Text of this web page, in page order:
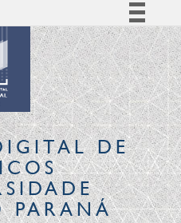
Simplifique!
Comunica BR
Participe
Acesso à informação
Legislação
CanaisDE
PARANÁ